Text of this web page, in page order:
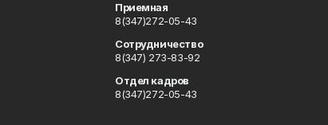
Приемная
8(347)272-05-43
Сотрудничество
8(347) 273-83-92
Отдел кадров
8(347)272-05-43